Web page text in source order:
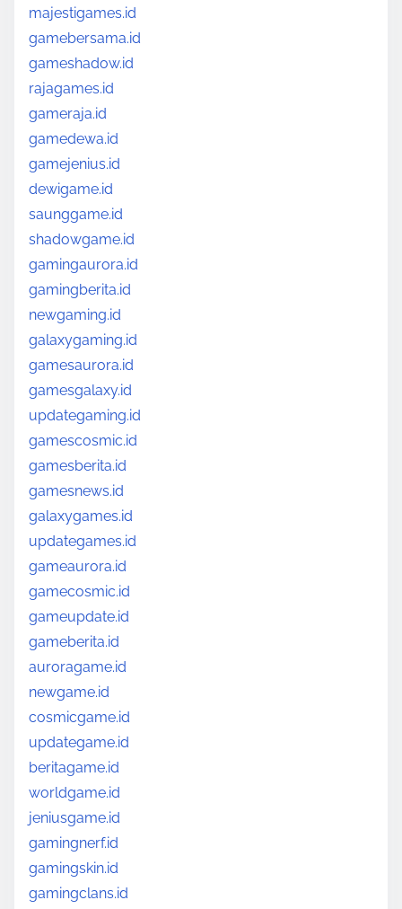
majestigames.id
gamebersama.id
gameshadow.id
rajagames.id
gameraja.id
gamedewa.id
gamejenius.id
dewigame.id
saunggame.id
shadowgame.id
gamingaurora.id
gamingberita.id
newgaming.id
galaxygaming.id
gamesaurora.id
gamesgalaxy.id
updategaming.id
gamescosmic.id
gamesberita.id
gamesnews.id
galaxygames.id
updategames.id
gameaurora.id
gamecosmic.id
gameupdate.id
gameberita.id
auroragame.id
newgame.id
cosmicgame.id
updategame.id
beritagame.id
worldgame.id
jeniusgame.id
gamingnerf.id
gamingskin.id
gamingclans.id